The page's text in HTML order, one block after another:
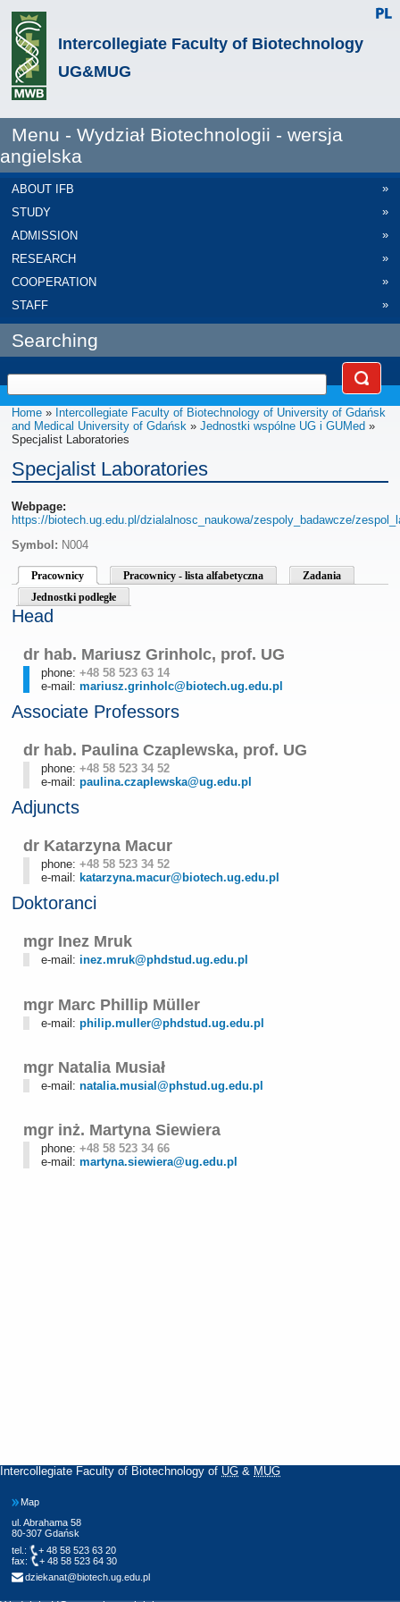
Intercollegiate Faculty of Biotechnology
UG&MUG
Menu - Wydział Biotechnologii - wersja
angielska
ABOUT IFB
»
STUDY
»
ADMISSION
»
RESEARCH
»
COOPERATION
»
STAFF
»
Searching
Home » Intercollegiate Faculty of Biotechnology of University of Gdańsk
and Medical University of Gdańsk » Jednostki wspólne UG i GUMed »
Specjalist Laboratories
Specjalist Laboratories
Webpage:
https://biotech.ug.edu.pl/dzialalnosc_naukowa/zespoly_badawcze/
Symbol: N004
Pracownicy Pracownicy - lista alfabetyczna
Zadania
Jednostki podległe
Head
dr hab. Mariusz Grinholc, prof. UG
phone: +48 58 523 63 14
e-mail: mariusz.grinholc@biotech.ug.edu.pl
Associate Professors
dr hab. Paulina Czaplewska, prof. UG
phone: +48 58 523 34 52
e-mail: paulina.czaplewska@ug.edu.pl
Adjuncts
dr Katarzyna Macur
phone: +48 58 523 34 52
e-mail: katarzyna.macur@biotech.ug.edu.pl
Doktoranci
mgr Inez Mruk
e-mail: inez.mruk@phdstud.ug.edu.pl
mgr Marc Phillip Müller
e-mail: philip.muller@phdstud.ug.edu.pl
mgr Natalia Musiał
e-mail: natalia.musial@phstud.ug.edu.pl
mgr inż. Martyna Siewiera
phone: +48 58 523 34 66
e-mail: martyna.siewiera@ug.edu.pl
Intercollegiate Faculty of Biotechnology of UG & MUG
Map
ul. Abrahama 58
80-307 Gdańsk
tel.:
+ 48 58 523 63 20
fax:
+ 48 58 523 64 30
dziekanat@biotech.ug.edu.pl